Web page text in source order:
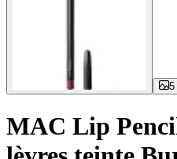
5
MAC Lip